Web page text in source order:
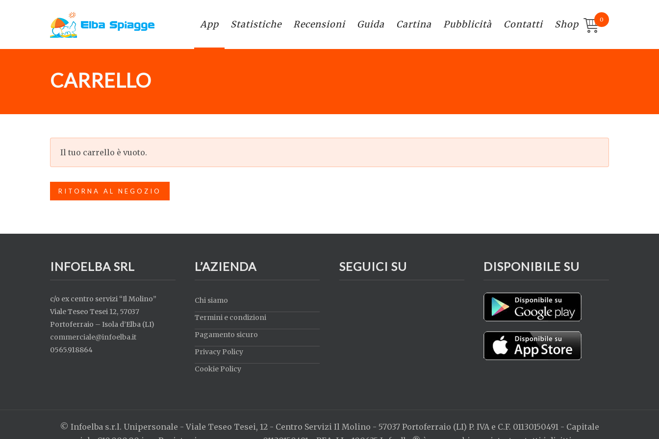
App Statistiche Recensioni Guida Cartina Pubblicità Contatti Shop 0
CARRELLO
Il tuo carrello è vuoto.
RITORNA AL NEGOZIO
INFOELBA SRL
c/o ex centro servizi “Il Molino”
Viale Teseo Tesei 12, 57037
Portoferraio – Isola d’Elba (LI)
commerciale@infoelba.it
0565.918864
L’AZIENDA
Chi siamo
Termini e condizioni
Pagamento sicuro
Privacy Policy
Cookie Policy
SEGUICI SU DISPONIBILE SU
© Infoelba s.r.l. Unipersonale - Viale Teseo Tesei, 12 - Centro Servizi Il Molino - 57037 Portoferraio (LI) P. IVA e C.F. 01130150491 - Capitale